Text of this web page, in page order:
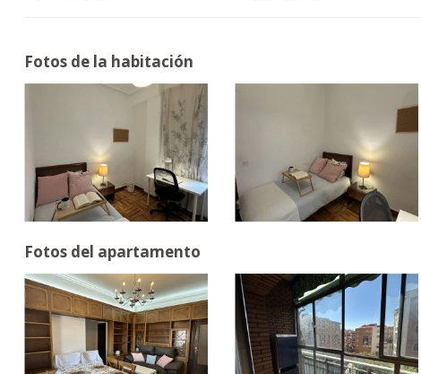
Fotos de la habitación
Fotos del apartamento